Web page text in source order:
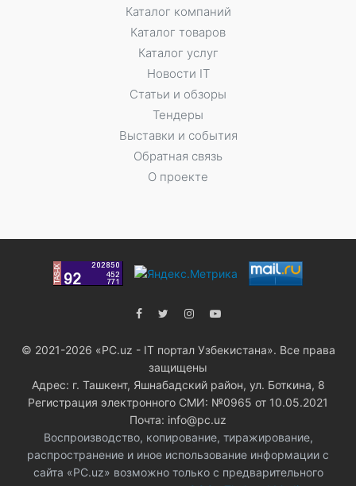
Каталог компаний
Каталог товаров
Каталог услуг
Новости IT
Статьи и обзоры
Тендеры
Выставки и события
Обратная связь
О проекте
© 2021-2026 «PC.uz - IT портал Узбекистана». Все права
защищены
Адрес: г. Ташкент, Яшнабадский район, ул. Боткина, 8
Регистрация электронного СМИ: №0965 от 10.05.2021
Почта: info@pc.uz
Воспроизводство, копирование, тиражирование,
распространение и иное использование информации с
сайта «PC.uz» возможно только с предварительного